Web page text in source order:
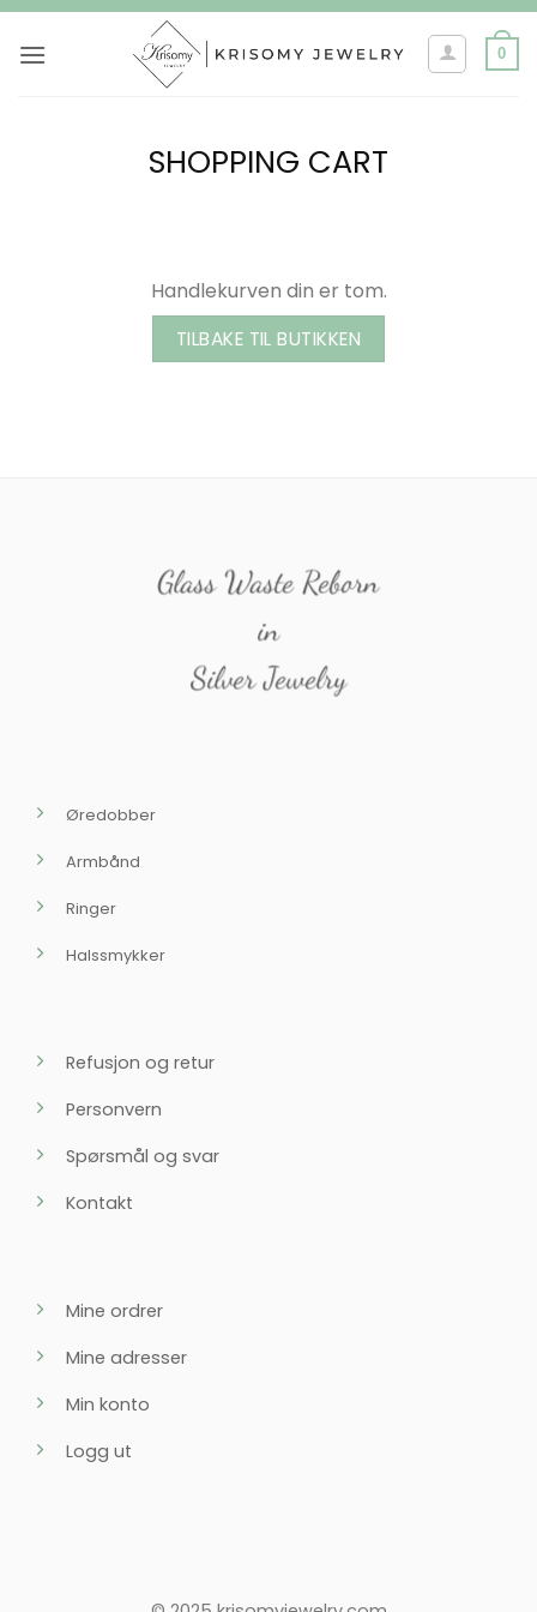
Skip
0
SHOPPING CART
Handlekurven din er tom.
TILBAKE TIL BUTIKKEN
Glass Waste Reborn
in
Silver Jewelry
Øredobber
Armbånd
Ringer
Halssmykker
Refusjon og retur
Personvern
Spørsmål og svar
Kontakt
Mine ordrer
Mine adresser
Min konto
Logg ut